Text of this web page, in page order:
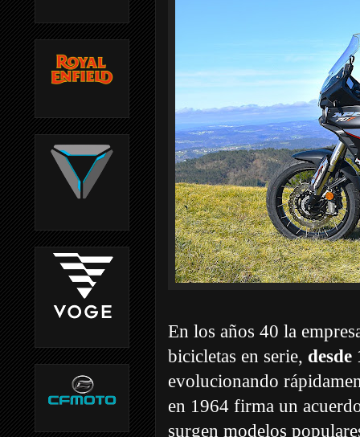
En los años 40 la
bicicletas en serie,
evolucionando
en 1964 firma un
surgen modelos